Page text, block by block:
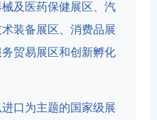
械及医药保健展区、汽
装备展区、消费品展
贸易展区和创新孵化
口为主题的国家级展